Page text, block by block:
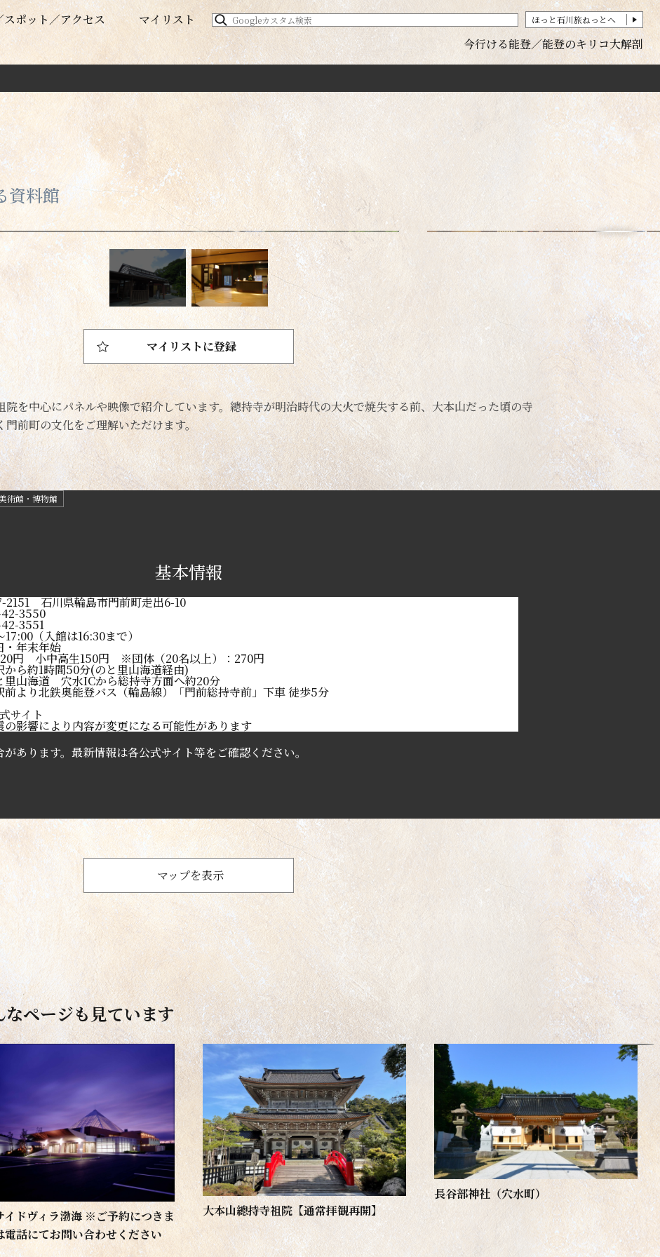
スポット
アクセス
今行ける能登
能登のキリコ大解剖
ほっと石川旅ねっとへ
マイリスト
資料館
を中心にパネルや映像で紹介しています。總持寺が明治時代の大火で焼失する前、大本山だった頃の寺
前町の文化をご理解いただけます。
マイリストに登録
術館・博物館
基本情報
2151 石川県輪島市門前町走出6-10
3550
3551
17:00（入館は16:30まで）
・年末年始
円 小中高生150円 ※団体（20名以上）：270円
から約1時間50分(のと里山海道経由)
里山海道 穴水ICから総持寺方面へ約20分
前より北鉄奥能登バス（輪島線）「門前総持寺前」下車 徒歩5分
サイト
影響により内容が変更になる可能性があります
あります。最新情報は各公式サイト等をご確認ください。
マップを表示
なページも見ています
イドヴィラ渤海 ※ご予約につきま
電話にてお問い合わせください
大本山總持寺祖院【通常拝観再開】
長谷部神社（穴水町）